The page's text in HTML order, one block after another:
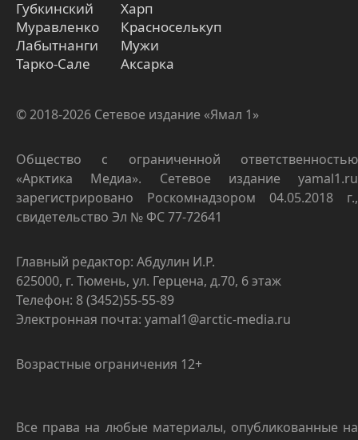
Губкинский
Муравленко
Лабытнанги
Тарко-Сале
Харп
Красноселькуп
Мужи
Аксарка
© 2018-2026 Сетевое издание «Ямал 1»
Общество с ограниченной ответственностью
«Арктика Медиа». Сетевое издание yamal1.ru
зарегистрировано Роскомнадзором 04.05.2018 г.,
свидетельство Эл № ФС 77-72641
Главный редактор: Абдулин И.Р.
625000, г. Тюмень, ул. Герцена, д.70, 6 этаж
Телефон: 8 (3452)55-55-89
Электронная почта: yamal1@arctic-media.ru
Возрастные ограничения 12+
Все права на любые материалы, опубликованные на